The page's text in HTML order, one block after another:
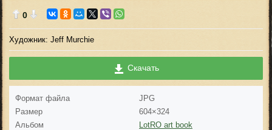
0
Художник: Jeff Murchie
Скачать
Формат файла
JPG
Размер
604×324
Альбом
LotRO art book